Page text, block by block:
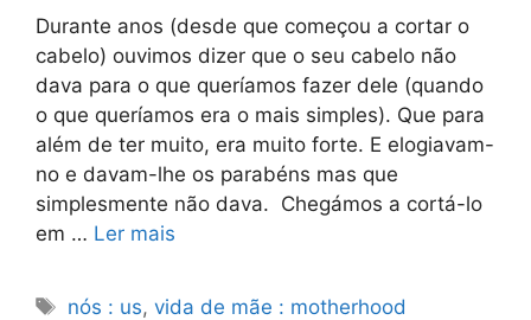
Durante anos (desde que começou a cortar o
cabelo) ouvimos dizer que o seu cabelo não
dava para o que queríamos fazer dele (quando
o que queríamos era o mais simples). Que para
além de ter muito, era muito forte. E elogiavam-
no e davam-lhe os parabéns mas que
simplesmente não dava. Chegámos a cortá-lo
em … Ler mais
Etiquetas
nós : us,vida de mãe : motherhood